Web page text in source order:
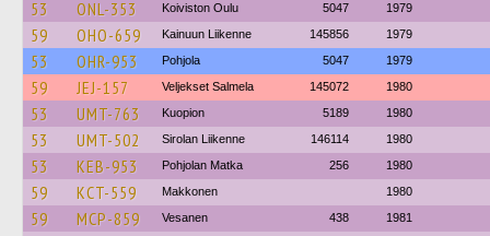
53 ONL-353 Koiviston Oulu 5047 1979
59 OHO-659 Kainuun Liikenne 145856 1979
53 OHR-953 Pohjola 5047 1979
59 JEJ-157 Veljekset Salmela 145072 1980
53 UMT-763 Kuopion 5189 1980
53 UMT-502 Sirolan Liikenne 146114 1980
53 KEB-953 Pohjolan Matka 256 1980
59 KCT-559 Makkonen 1980
59 MCP-859 Vesanen 438 1981